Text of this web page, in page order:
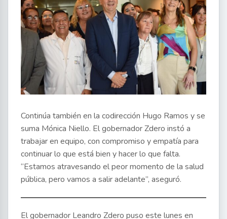
Continúa también en la codirección Hugo Ramos y se
suma Mónica Niello. El gobernador Zdero instó a
trabajar en equipo, con compromiso y empatía para
continuar lo que está bien y hacer lo que falta.
“Estamos atravesando el peor momento de la salud
pública, pero vamos a salir adelante”, aseguró.
El gobernador Leandro Zdero puso este lunes en